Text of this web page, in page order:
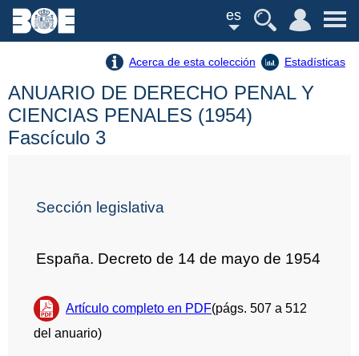
es
Acerca de esta colección Estadísticas
ANUARIO DE DERECHO PENAL Y
CIENCIAS PENALES (1954)
Fascículo 3
Sección legislativa
España. Decreto de 14 de mayo de 1954
Artículo completo en PDF(págs. 507 a 512
del anuario)